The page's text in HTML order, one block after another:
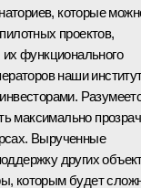
которые
проектов,
их функционального
наши
максимально
Вырученные
других
которым будет